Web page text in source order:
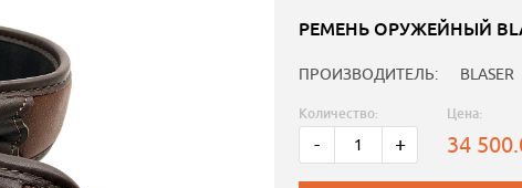
РЕМЕНЬ ОРУЖЕЙНЫЙ
ПРОИЗВОДИТЕЛЬ: BLASER
Количество:
- +
Цена:
34